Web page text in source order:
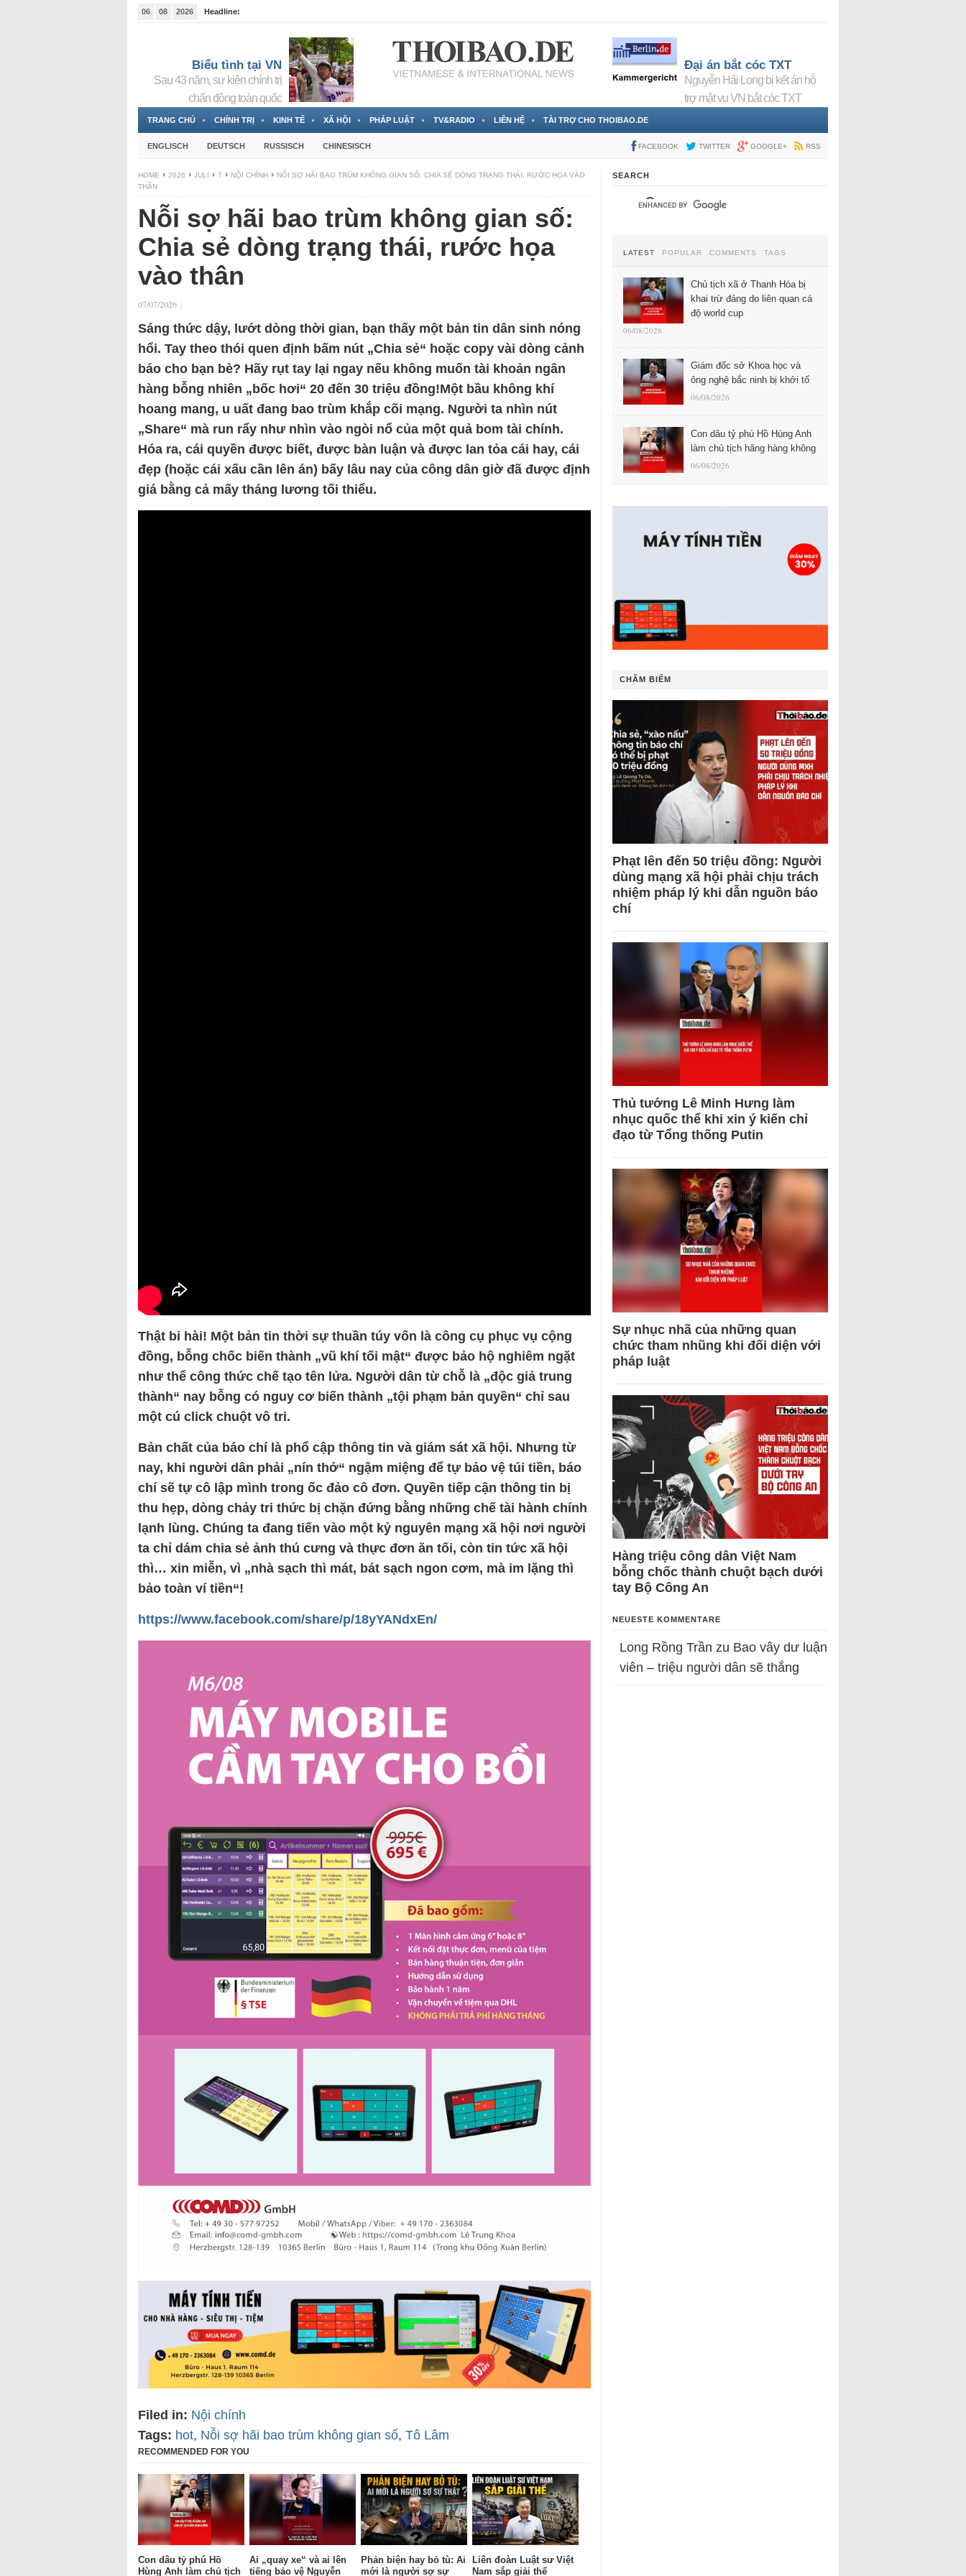
06 08 2026
Headline:
Biểu tình tại VN
Sau 43 năm, sự kiện chính trị
chấn động toàn quốc
Đại án bắt cóc TXT
Nguyễn Hải Long bị kết án hỗ
trợ mật vụ VN bắt cóc TXT
TRANG CHỦ CHÍNH TRỊ KINH TẾ XÃ HỘI PHÁP LUẬT TV&RADIO LIÊN HỆ TÀI TRỢ CHO THOIBAO.DE
ENGLISCH DEUTSCH RUSSISCH CHINESISCH FACEBOOK TWITTER GOOGLE+ RSS
HOME 2026 JULI 7 NỘI CHÍNH
NỖI SỢ HÃI BAO TRÙM KHÔNG GIAN SỐ: CHIA SẺ DÒNG TRẠNG THÁI, RƯỚC HỌA VÀO
THÂN
Nỗi sợ hãi bao trùm không gian số:
Chia sẻ dòng trạng thái, rước họa
vào thân
07/07/2026 |
Sáng thức dậy, lướt dòng thời gian, bạn thấy một bản tin dân sinh nóng
hổi. Tay theo thói quen định bấm nút „Chia sẻ“ hoặc copy vài dòng cảnh
báo cho bạn bè? Hãy rụt tay lại ngay nếu không muốn tài khoản ngân
hàng bỗng nhiên „bốc hơi“ 20 đến 30 triệu đồng!Một bầu không khí
hoang mang, u uất đang bao trùm khắp cõi mạng. Người ta nhìn nút
„Share“ mà run rẩy như nhìn vào ngòi nổ của một quả bom tài chính.
Hóa ra, cái quyền được biết, được bàn luận và được lan tỏa cái hay, cái
đẹp (hoặc cái xấu cần lên án) bấy lâu nay của công dân giờ đã được định
giá bằng cả mấy tháng lương tối thiểu.
Thật bi hài! Một bản tin thời sự thuần túy vốn là công cụ phục vụ cộng
đồng, bỗng chốc biến thành „vũ khí tối mật“ được bảo hộ nghiêm ngặt
như thể công thức chế tạo tên lửa. Người dân từ chỗ là „độc giả trung
thành“ nay bỗng có nguy cơ biến thành „tội phạm bản quyền“ chỉ sau
một cú click chuột vô tri.
Bản chất của báo chí là phổ cập thông tin và giám sát xã hội. Nhưng từ
nay, khi người dân phải „nín thở“ ngậm miệng để tự bảo vệ túi tiền, báo
chí sẽ tự cô lập mình trong ốc đảo cô đơn. Quyền tiếp cận thông tin bị
thu hẹp, dòng chảy tri thức bị chặn đứng bằng những chế tài hành chính
lạnh lùng. Chúng ta đang tiến vào một kỷ nguyên mạng xã hội nơi người
ta chỉ dám chia sẻ ảnh thú cưng và thực đơn ăn tối, còn tin tức xã hội
thì… xin miễn, vì „nhà sạch thì mát, bát sạch ngon cơm, mà im lặng thì
bảo toàn ví tiền“!
https://www.facebook.com/share/p/18yYANdxEn/
Filed in: Nội chính
Tags: hot, Nỗi sợ hãi bao trùm không gian số, Tô Lâm
RECOMMENDED FOR YOU
Con dâu tỷ phú Hồ
Hùng Anh làm chủ tịch
Ai „quay xe“ và ai lên
tiếng bảo vệ Nguyễn
Phản biện hay bỏ tù: Ai
mới là người sợ sự
Liên đoàn Luật sư Việt
Nam sắp giải thể
SEARCH
LATEST POPULAR COMMENTS TAGS
Chủ tịch xã ở Thanh Hóa bị
khai trừ đảng do liên quan cá
độ world cup
06/08/2026
Giám đốc sở Khoa học và
ông nghệ bắc ninh bị khởi tố
06/08/2026
Con dâu tỷ phú Hồ Hùng Anh
làm chủ tịch hãng hàng không
06/08/2026
CHÂM BIẾM
Phạt lên đến 50 triệu đồng: Người
dùng mạng xã hội phải chịu trách
nhiệm pháp lý khi dẫn nguồn báo
chí
Thủ tướng Lê Minh Hưng làm
nhục quốc thể khi xin ý kiến chỉ
đạo từ Tổng thống Putin
Sự nhục nhã của những quan
chức tham nhũng khi đối diện với
pháp luật
Hàng triệu công dân Việt Nam
bỗng chốc thành chuột bạch dưới
tay Bộ Công An
NEUESTE KOMMENTARE
Long Rồng Trần zu Bao vây dư luận
viên – triệu người dân sẽ thắng